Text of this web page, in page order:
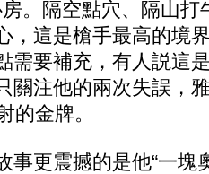
。隔空點穴、隔山打
，這是槍手最高的境
需要補充，有人説這
關注他的兩次失誤，
的金牌。
更震撼的是他“一塊